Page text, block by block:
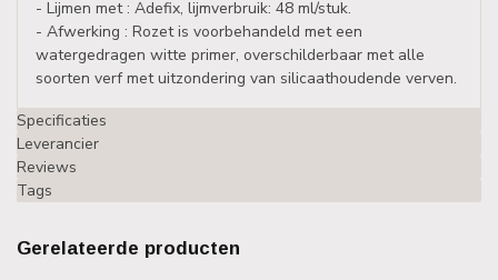
- Lijmen met : Adefix, lijmverbruik: 48 ml/stuk.
- Afwerking : Rozet is voorbehandeld met een
watergedragen witte primer, overschilderbaar met alle
soorten verf met uitzondering van silicaathoudende verven.
Specificaties
Leverancier
Reviews
Tags
Gerelateerde producten